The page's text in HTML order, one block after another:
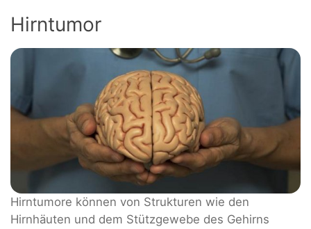
Hirntumor
Hirntumore können von Strukturen wie den
Hirnhäuten und dem Stützgewebe des Gehirns